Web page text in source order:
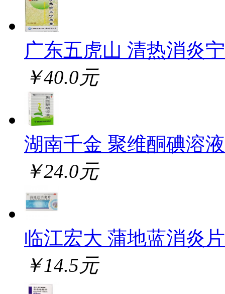
广东五虎山 清热消炎
￥40.0元
湖南千金 聚维酮碘溶液
￥24.0元
临江宏大 蒲地蓝消炎片
￥14.5元